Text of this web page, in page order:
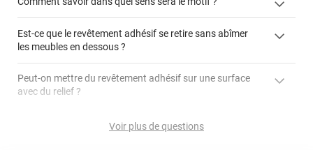
"Peut-on installer du
Est-ce que le revêtement adhésif se retire sans abîmer
les meubles en dessous ?
Peut-on mettre du revêtement adhésif sur une surface
avec du relief ?
Peut-on mettre du revêtement adhésif sur du carrelage
Voir plus de questions